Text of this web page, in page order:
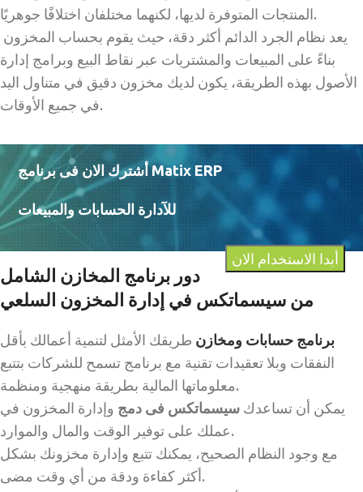
المنتجات المتوفرة لديها، لكنهما مختلفان اختلافًا جوهريًا.
بناءً على المبيعات والمشتريات عبر نقاط البيع وبرامج إدارة
الأصول بهذه الطريقة، يكون لديك مخزون دقيق في متناول اليد
في جميع الأوقات.
أشترك الان فى برنامج Matix ERP
للآدارة الحسابات والمبيعات
أبدا الاستخدام الان
دور برنامج المخازن الشامل
من سيسماتكس في إدارة المخزون السلعي
برنامج حسابات ومخازن طريقك الأمثل لتنمية أعمالك بأقل
النفقات وبلا تعقيدات تقنية مع برنامج تسمح للشركات بتتبع
معلوماتها المالية بطريقة منهجية ومنظمة.
يمكن أن تساعدك سيسماتكس فى دمج وإدارة المخزون في
عملك على توفير الوقت والمال والموارد.
مع وجود النظام الصحيح، يمكنك تتبع وإدارة مخزونك بشكل
أكثر كفاءة ودقة من أي وقت مضى.